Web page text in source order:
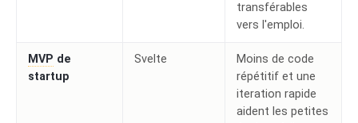
transférables
vers l'emploi.
MVP de
startup
Svelte
Moins de code
répétitif et une
iteration rapide
aident les petites